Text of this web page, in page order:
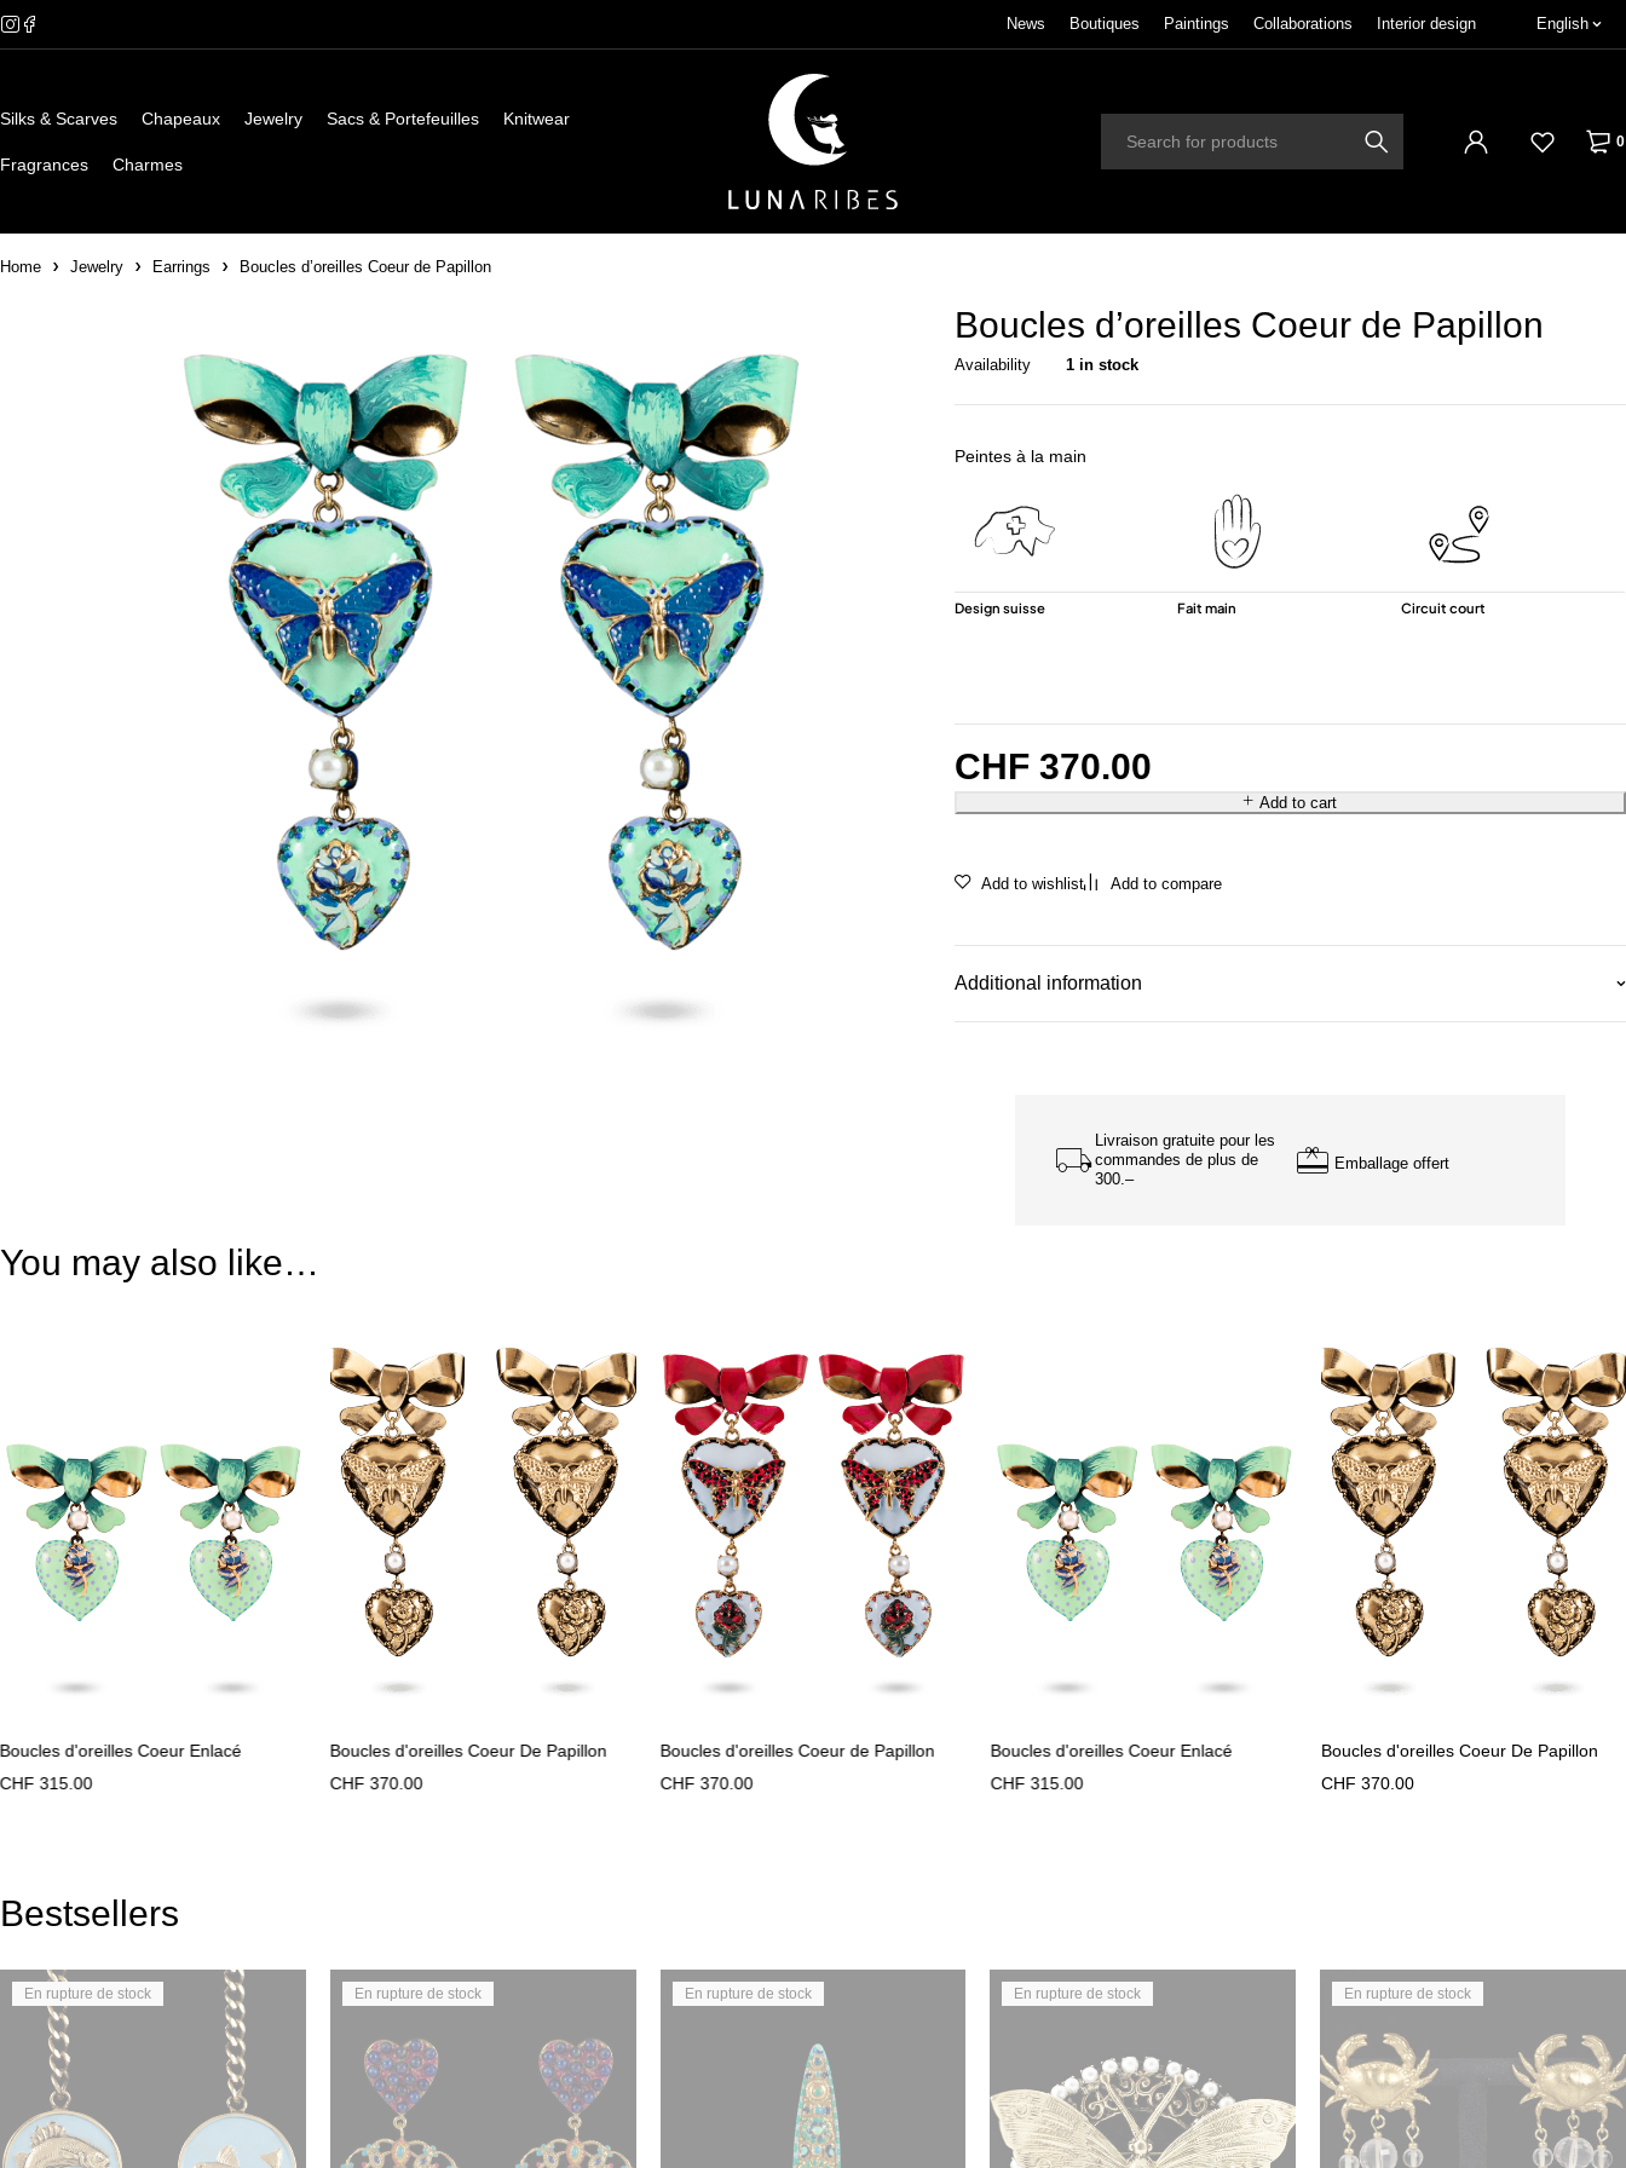
News Boutiques Paintings Collaborations Interior design English
Silks & Scarves Chapeaux Jewelry Sacs & Portefeuilles Knitwear
Fragrances Charmes
0
Home Jewelry Earrings Boucles d’oreilles Coeur de Papillon
Boucles d’oreilles Coeur de Papillon
Availability 1 in stock
Peintes à la main
Design suisse Fait main Circuit court
CHF 370.00
Add to cart
Additional information
Livraison gratuite pour les
commandes de plus de
300.–
Emballage offert
You may also like…
Boucles d'oreilles Coeur Enlacé
CHF 315.00
Boucles d'oreilles Coeur De Papillon
CHF 370.00
Boucles d'oreilles Coeur de Papillon
CHF 370.00
Boucles d'oreilles Coeur Enlacé
CHF 315.00
Boucles d'oreilles Coeur De Papillon
CHF 370.00
Bestsellers
En rupture de stock En rupture de stock En rupture de stock En rupture de stock En rupture de stock